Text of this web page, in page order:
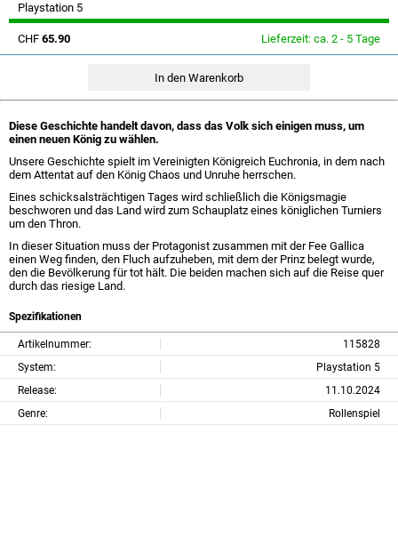
Playstation 5
CHF 65.90 Lieferzeit: ca. 2 - 5 Tage
Diese Geschichte handelt davon, dass das Volk sich einigen muss, um
einen neuen König zu wählen.
Unsere Geschichte spielt im Vereinigten Königreich Euchronia, in dem nach
dem Attentat auf den König Chaos und Unruhe herrschen.
Eines schicksalsträchtigen Tages wird schließlich die Königsmagie
beschworen und das Land wird zum Schauplatz eines königlichen Turniers
um den Thron.
In dieser Situation muss der Protagonist zusammen mit der Fee Gallica
einen Weg finden, den Fluch aufzuheben, mit dem der Prinz belegt wurde,
den die Bevölkerung für tot hält. Die beiden machen sich auf die Reise quer
durch das riesige Land.
Spezifikationen
Artikelnummer:
115828
System:
Playstation 5
Release:
11.10.2024
Genre:
Rollenspiel